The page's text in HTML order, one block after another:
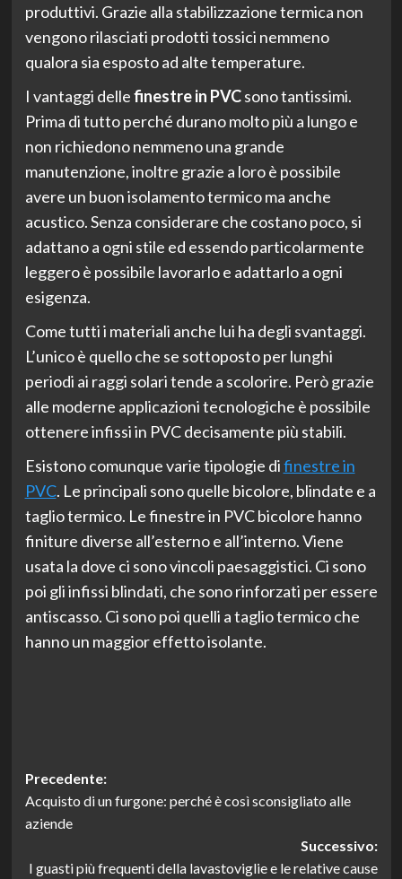
produttivi. Grazie alla stabilizzazione termica non
vengono rilasciati prodotti tossici nemmeno
qualora sia esposto ad alte temperature.
I vantaggi dellefinestre in PVCsono tantissimi.
Prima di tutto perché durano molto più a lungo e
non richiedono nemmeno una grande
manutenzione, inoltre grazie a loro è possibile
avere un buon isolamento termico ma anche
acustico. Senza considerare che costano poco, si
adattano a ogni stile ed essendo particolarmente
leggero è possibile lavorarlo e adattarlo a ogni
esigenza.
Come tutti i materiali anche lui ha degli svantaggi.
L’unico è quello che se sottoposto per lunghi
periodi ai raggi solari tende a scolorire. Però grazie
alle moderne applicazioni tecnologiche è possibile
ottenere infissi in PVC decisamente più stabili.
Esistono comunque varie tipologie difinestre in
PVC. Le principali sono quelle bicolore, blindate e a
taglio termico. Le finestre in PVC bicolore hanno
finiture diverse all’esterno e all’interno. Viene
usata la dove ci sono vincoli paesaggistici. Ci sono
poi gli infissi blindati, che sono rinforzati per essere
antiscasso. Ci sono poi quelli a taglio termico che
hanno un maggior effetto isolante.
Navigazione
articolo
Precedente:
Acquisto di un furgone: perché è così sconsigliato alle
aziende
Successivo:
I guasti più frequenti della lavastoviglie e le relative cause